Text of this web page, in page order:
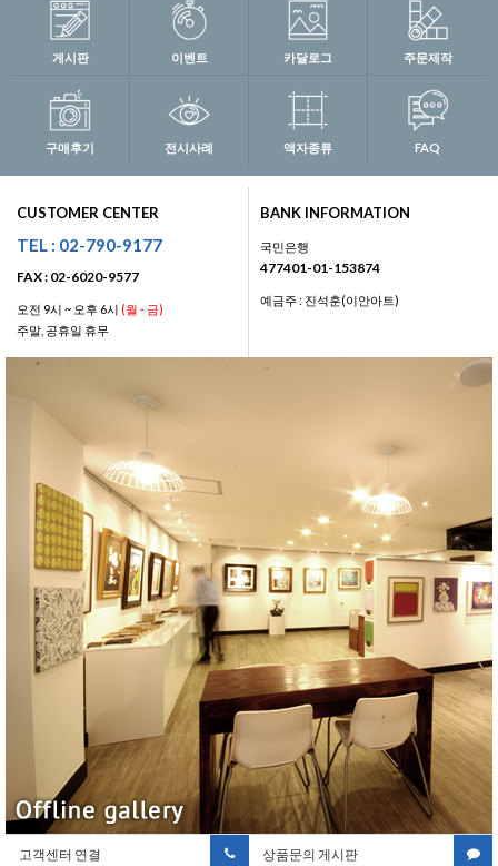
게시판 이벤트 카달로그 주문제작
구매후기 전시사례 액자종류 FAQ
CUSTOMER CENTER
TEL : 02-790-9177
FAX : 02-6020-9577
오전 9시 ~ 오후 6시 (월 - 금)
주말, 공휴일 휴무
BANK INFORMATION
국민은행
477401-01-153874
예금주 : 진석훈(이안아트)
고객센터 연결 상품문의 게시판